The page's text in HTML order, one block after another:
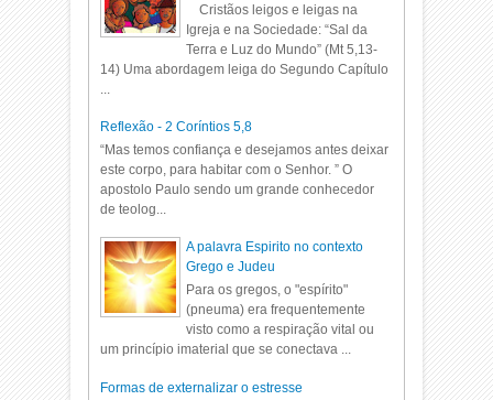
Cristãos leigos e leigas na
Igreja e na Sociedade: “Sal da
Terra e Luz do Mundo” (Mt 5,13-
14) Uma abordagem leiga do Segundo Capítulo
Reflexão - 2 Coríntios 5,8
“Mas temos confiança e desejamos antes deixar
este corpo, para habitar com o Senhor. ” O
apostolo Paulo sendo um grande conhecedor
de teolog...
A palavra Espirito no contexto
Grego e Judeu
Para os gregos, o "espírito"
(pneuma) era frequentemente
visto como a respiração vital ou
um princípio imaterial que se conectava ...
Formas de externalizar o estresse